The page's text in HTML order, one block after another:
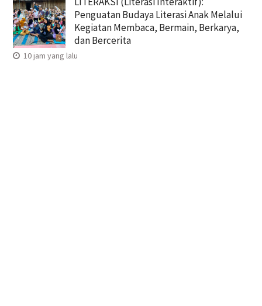
Penguatan Budaya Literasi Anak Melalui
Kegiatan Membaca, Bermain, Berkarya,
dan Bercerita
10 jam yang lalu